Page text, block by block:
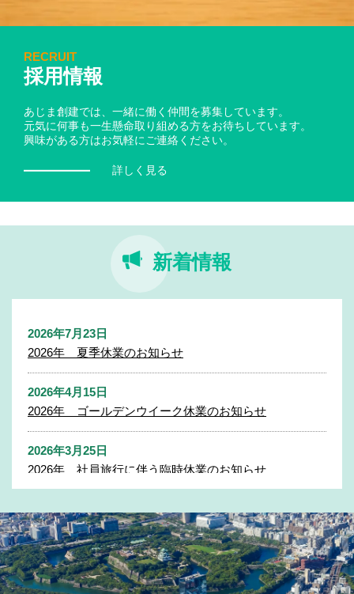
RECRUIT
採用情報
あじま創建では、一緒に働く仲間を募集しています。
元気に何事も一生懸命取り組める方をお待ちしています。
興味がある方はお気軽にご連絡ください。
詳しく見る
新着情報
2026年7月23日
2026年 夏季休業のお知らせ
2026年4月15日
2026年 ゴールデンウイーク休業のお知らせ
2026年3月25日
2026年 社員旅行に伴う臨時休業のお知らせ
2025年 年末年始休業のお知らせ
2025年7月31日
2025年 夏季休業のお知らせ